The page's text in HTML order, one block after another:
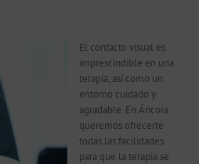
El contacto visual es
imprescindible en una
terapia, así como un
entorno cuidado y
agradable. En Áncora
queremos ofrecerte
todas las facilidades
para que la terapia se